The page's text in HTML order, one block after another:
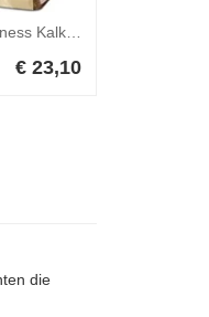
Natural Greatness Kalkoen Recipe Hond 2 kg
€ 23,10
die